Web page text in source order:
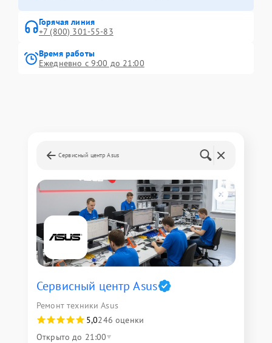
Горячая линия
+7 (800) 301-55-83
Время работы
Ежедневно с 9:00 до 21:00
Сервисный центр Asus
Сервисный центр Asus
Ремонт техники Asus
5,0246 оценки
Открыто до 21:00